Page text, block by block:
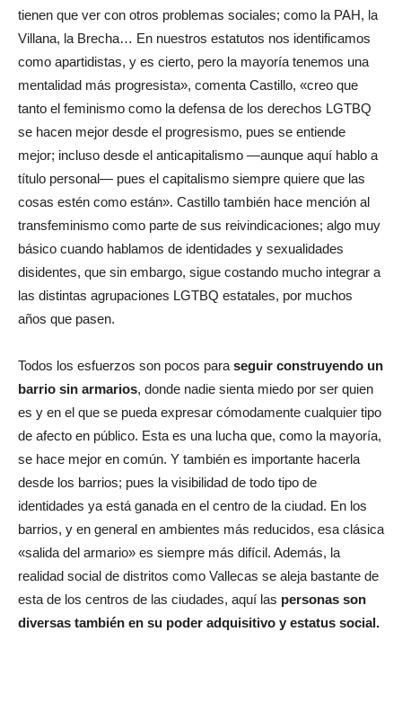
tienen que ver con otros problemas sociales; como la PAH, la
Villana, la Brecha… En nuestros estatutos nos identificamos
como apartidistas, y es cierto, pero la mayoría tenemos una
mentalidad más progresista», comenta Castillo, «creo que
tanto el feminismo como la defensa de los derechos LGTBQ
se hacen mejor desde el progresismo, pues se entiende
mejor; incluso desde el anticapitalismo —aunque aquí hablo a
título personal— pues el capitalismo siempre quiere que las
cosas estén como están». Castillo también hace mención al
transfeminismo como parte de sus reivindicaciones; algo muy
básico cuando hablamos de identidades y sexualidades
disidentes, que sin embargo, sigue costando mucho integrar a
las distintas agrupaciones LGTBQ estatales, por muchos
años que pasen.
Todos los esfuerzos son pocos para seguir construyendo un
barrio sin armarios, donde nadie sienta miedo por ser quien
es y en el que se pueda expresar cómodamente cualquier tipo
de afecto en público. Esta es una lucha que, como la mayoría,
se hace mejor en común. Y también es importante hacerla
desde los barrios; pues la visibilidad de todo tipo de
identidades ya está ganada en el centro de la ciudad. En los
barrios, y en general en ambientes más reducidos, esa clásica
«salida del armario» es siempre más difícil. Además, la
realidad social de distritos como Vallecas se aleja bastante de
esta de los centros de las ciudades, aquí las personas son
diversas también en su poder adquisitivo y estatus social.